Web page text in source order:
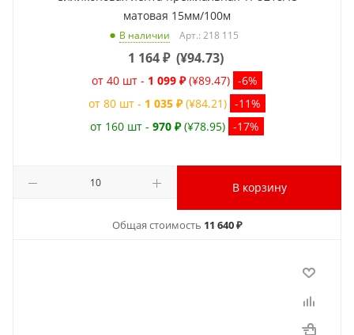
матовая 15мм/100м
В наличии Арт.: 218 115
1 164₽ (¥94.73)
от 40 шт - 1 099 ₽ (¥89.47) -6%
от 80 шт - 1 035 ₽ (¥84.21) -11%
от 160 шт - 970 ₽ (¥78.95) -17%
В корзину
Общая стоимость 11 640 ₽